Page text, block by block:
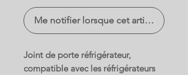
Me notifier lorsque cet article est
Joint de porte réfrigérateur,
compatible avec les réfrigérateurs